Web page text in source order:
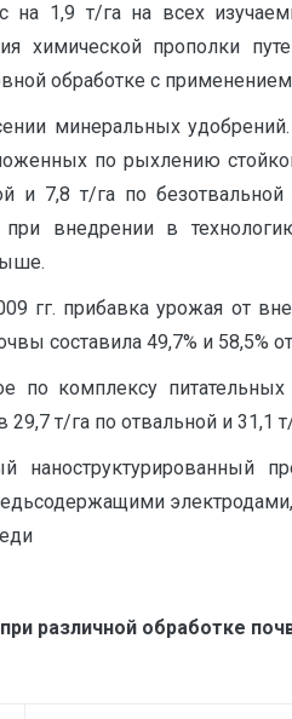
на 1,9 т/га на всех
химической прополки
обработке с
минеральных
по рыхлению
и 7,8 т/га по
внедрении в
гг. прибавка урожая от
составила 49,7% и 58,5%
по комплексу
29,7 т/га по отвальной и 31,1
различной обработке